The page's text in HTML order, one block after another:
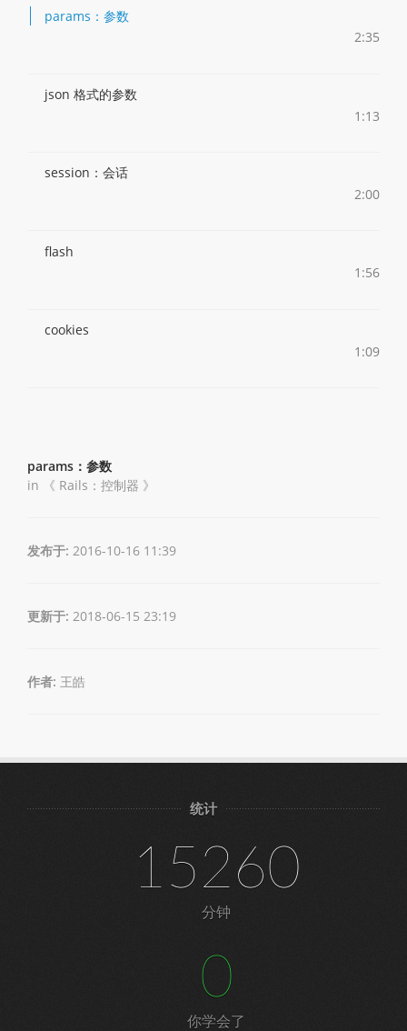
params：参数
2:35
json 格式的参数
1:13
session：会话
2:00
flash
1:56
cookies
1:09
params：参数
in 《 Rails：控制器 》
发布于: 2016-10-16 11:39
更新于: 2018-06-15 23:19
作者: 王皓
统计
15260
分钟
0
你学会了